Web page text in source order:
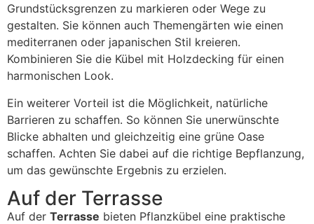
Grundstücksgrenzen zu markieren oder Wege zu
gestalten. Sie können auch Themengärten wie einen
mediterranen oder japanischen Stil kreieren.
Kombinieren Sie die Kübel mit Holzdecking für einen
harmonischen Look.
Ein weiterer Vorteil ist die Möglichkeit, natürliche
Barrieren zu schaffen. So können Sie unerwünschte
Blicke abhalten und gleichzeitig eine grüne Oase
schaffen. Achten Sie dabei auf die richtige Bepflanzung,
um das gewünschte Ergebnis zu erzielen.
Auf der Terrasse
Auf der Terrasse bieten Pflanzkübel eine praktische